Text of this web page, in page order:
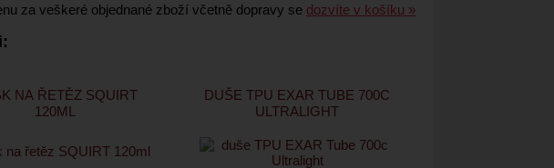
za veškeré objednané zboží včetně dopravy se dozvíte v košíku »
NA ŘETĚZ SQUIRT
120ML
DUŠE TPU EXAR TUBE 700C
ULTRALIGHT